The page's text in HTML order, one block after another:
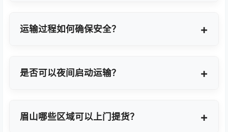
货物特性推荐最优方案。
运输过程如何确保安全？
忧。
是否可以夜间启动运输？
眉山哪些区域可以上门提货？